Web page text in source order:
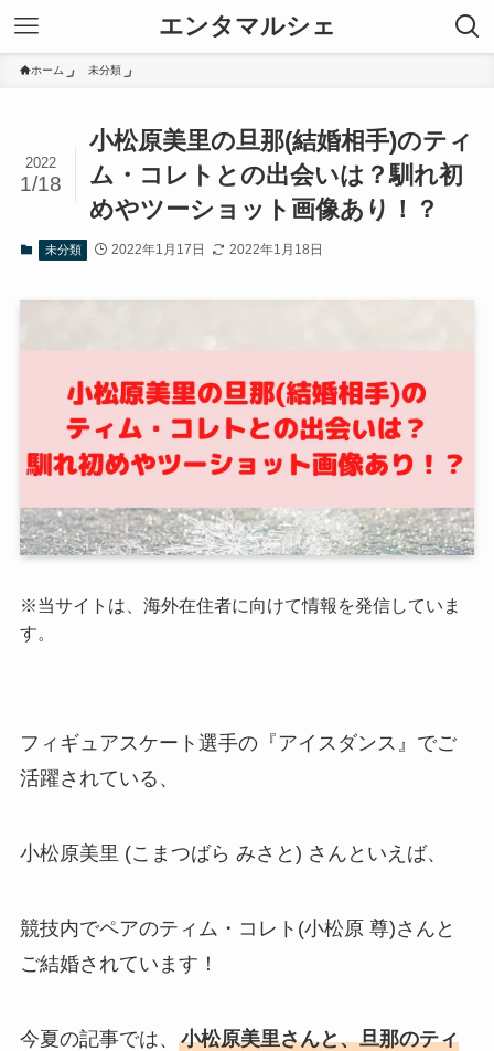
エンタマルシェ
ホーム 未分類
小松原美里の旦那(結婚相手)のティ
ム・コレトとの出会いは？馴れ初
めやツーショット画像あり！？
2022
1/18
未分類 2022年1月17日 2022年1月18日
※当サイトは、海外在住者に向けて情報を発信していま
す。
フィギュアスケート 選手の『アイスダンス』でご
活躍されている、
小松原美里 (こまつばら みさと) さんといえば、
競技内でペアのティム・コレト(小松原 尊)さんと
ご結婚されています！
今夏の記事では、 小松原美里さんと、旦那のティ